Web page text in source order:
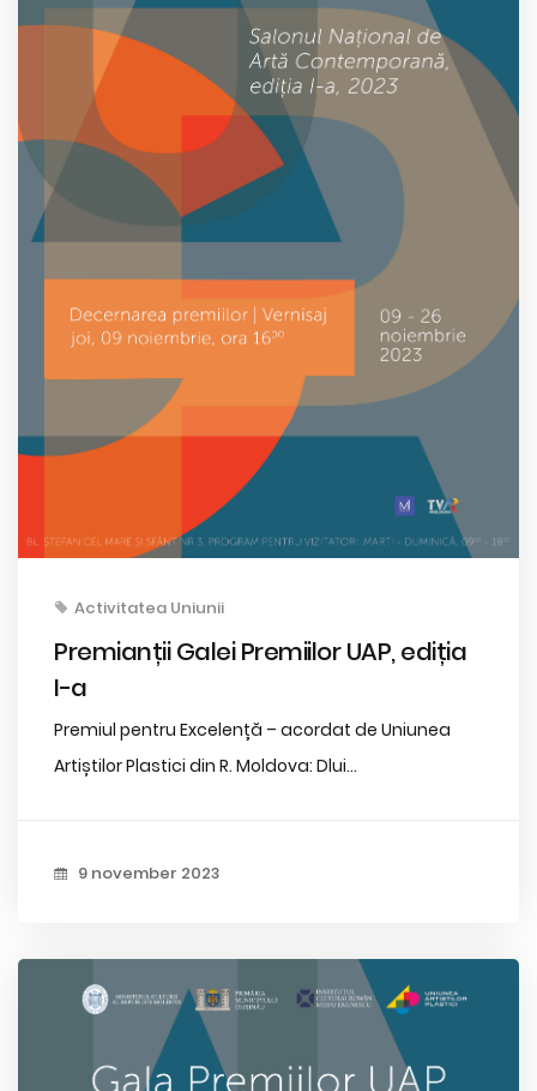
Activitatea Uniunii
Premianții Galei Premiilor UAP, ediția
I-a
Premiul pentru Excelență – acordat de Uniunea
Artiștilor Plastici din R. Moldova: Dlui...
9 november 2023